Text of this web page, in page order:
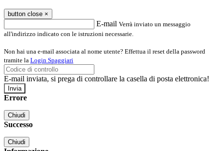
button close ×
E-mail Verrà inviato un messaggio
all'indirizzo indicato con le istruzioni necessarie.
Non hai una e-mail associata al nome utente? Effettua il reset della password
tramite la Login Spaggiari
E-mail inviata, si prega di controllare la casella di posta elettronica!
Errore
Chiudi
Successo
Chiudi